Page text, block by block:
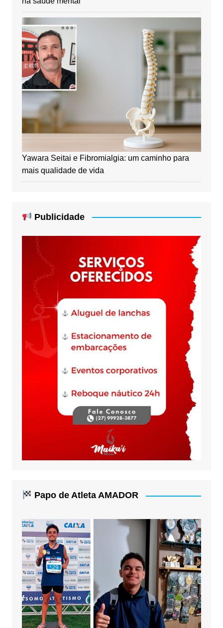
Yawara Seitai e Fibromialgia: um caminho para
mais qualidade de vida
Publicidade
Papo de Atleta AMADOR